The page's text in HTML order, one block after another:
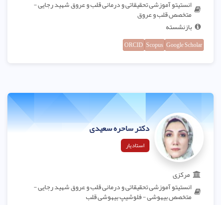
انستیتو آموزشی تحقیقاتی و درمانی قلب و عروق شهید رجایی -
متخصص قلب و عروق
بازنشسته
Google Scholar
Scopus
ORCID
دکتر ساحره سعیدی
استادیار
مرکزی
انستیتو آموزشی تحقیقاتی و درمانی قلب و عروق شهید رجایی -
متخصص بیهوشی - فلوشیپ بیهوشی قلب